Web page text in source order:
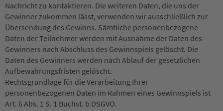
Nachricht zu kontaktieren. Die weiteren Daten, die uns der
Gewinner zukommen lässt, verwenden wir ausschließlich zur
Übersendung des Gewinns. Sämtliche personenbezogene
Daten der Teilnehmer werden mit Ausnahme der Daten des
Gewinners nach Abschluss des Gewinnspiels gelöscht. Die
Daten des Gewinners werden nach Ablauf der gesetzlichen
Aufbewahrungsfristen gelöscht.
Rechtsgrundlage für die Verarbeitung Ihrer
personenbezogenen Daten im Rahmen eines Gewinnspiels ist
Art. 6 Abs. 1 S. 1 Buchst. b DSGVO.